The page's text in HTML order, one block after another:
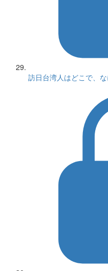
訪日台湾人はどこで、